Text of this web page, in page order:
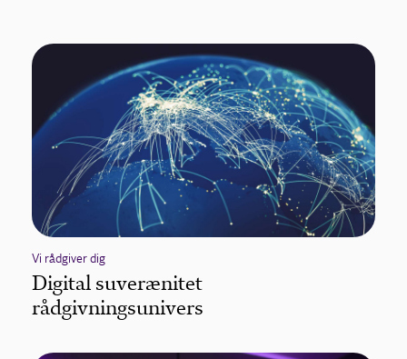
Vi rådgiver dig
Digital suverænitet
rådgivningsunivers